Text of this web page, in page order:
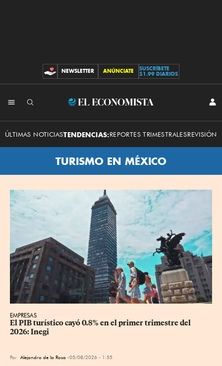
CONTRIBUCIONES
NEWSLETTER ANÚNCIATE
SUSCRÍBETE
$1.99 DIARIOS
El
Economista
ÚLTIMAS NOTICIASTENDENCIAS:REPORTES TRIMESTRALESREVISIÓN
TURISMO EN MÉXICO
EMPRESAS
El PIB turístico cayó 0.8% en el primer trimestre del
2026: Inegi
Por Alejandro de la Rosa 05/08/2026 - 1:55